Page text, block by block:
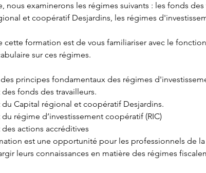
nous examinerons les régimes suivants : les fonds
et coopératif Desjardins, les régimes
formation est de vous familiariser avec le
sur ces régimes.
principes fondamentaux des régimes
fonds des travailleurs.
Capital régional et coopératif Desjardins.
régime d’investissement coopératif (RIC)
actions accréditives
est une opportunité pour les professionnels de
leurs connaissances en matière des régimes